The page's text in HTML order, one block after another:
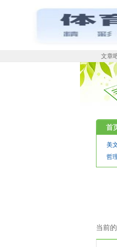
文章
首
美
哲
当前